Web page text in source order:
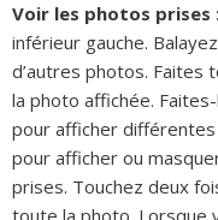
Voir les photos prises
inférieur gauche.
d’autres photos. Faites
la photo affichée.
pour afficher différentes
pour afficher ou
prises. Touchez deux
toute la photo. Lorsque